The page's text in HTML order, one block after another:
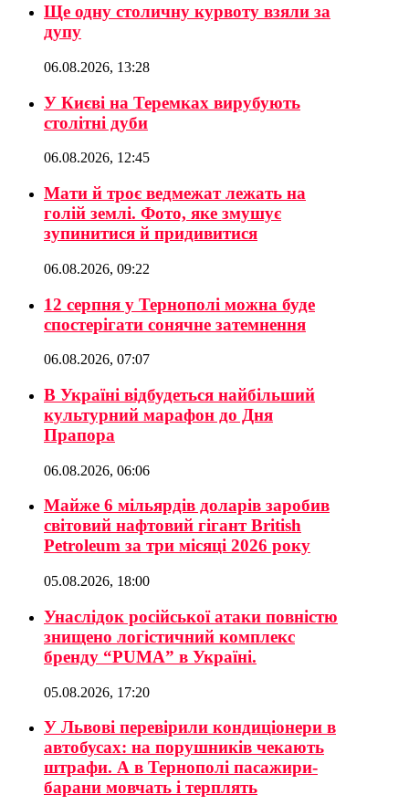
Ще одну столичну курвоту взяли за
дупу
06.08.2026, 13:28
У Києві на Теремках вирубують
столітні дуби
06.08.2026, 12:45
Мати й троє ведмежат лежать на
голій землі. Фото, яке змушує
зупинитися й придивитися
06.08.2026, 09:22
12 серпня у Тернополі можна буде
спостерігати сонячне затемнення
06.08.2026, 07:07
В Україні відбудеться найбільший
культурний марафон до Дня
Прапора
06.08.2026, 06:06
Майже 6 мільярдів доларів заробив
світовий нафтовий гігант British
Petroleum за три місяці 2026 року
05.08.2026, 18:00
Унаслідок російської атаки повністю
знищено логістичний комплекс
бренду “PUMA” в Україні.
05.08.2026, 17:20
У Львові перевірили кондиціонери в
автобусах: на порушників чекають
штрафи. А в Тернополі пасажири-
барани мовчать і терплять